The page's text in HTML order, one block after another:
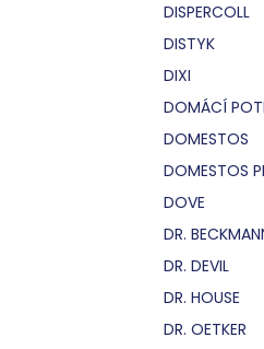
DISPERCOLL
DISTYK
DIXI
DOMÁCÍ
DOMESTOS
DOMESTOS
DOVE
DR.
DR. DEVIL
DR. HOUSE
DR. OETKER